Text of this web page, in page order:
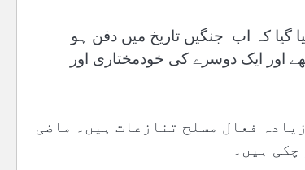
گیا کہ اب جنگیں تاریخ میں دفن ہو
اور ایک دوسرے کی خودمختاری اور
نہیں ہوا۔ آج، 49 ریاستوں کے درمیان یا ان کے اندر 130 سے زیادہ فعال مسلح تنازعات ہیں۔ ماضی
ہیں۔